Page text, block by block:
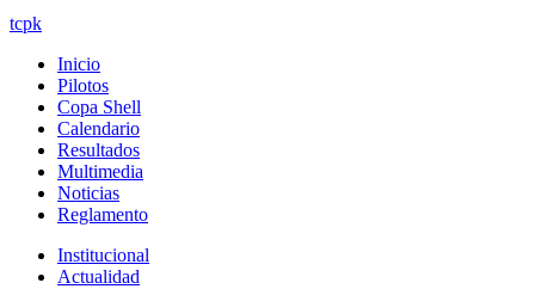
tcpk
Inicio
Pilotos
Copa Shell
Calendario
Resultados
Multimedia
Noticias
Reglamento
Institucional
Actualidad